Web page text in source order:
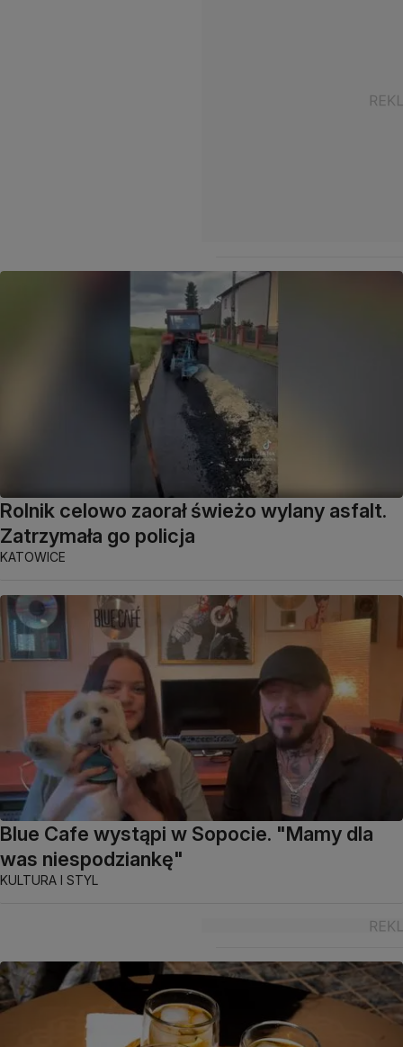
Rolnik celowo zaorał świeżo wylany asfalt.
Zatrzymała go policja
KATOWICE
Blue Cafe wystąpi w Sopocie. "Mamy dla
was niespodziankę"
KULTURA I STYL